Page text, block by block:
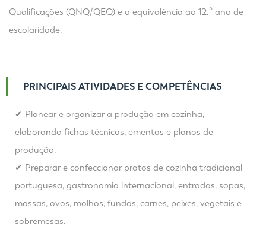
Qualificações (QNQ/QEQ) e a equivalência ao 12.º ano de
escolaridade.
PRINCIPAIS ATIVIDADES E COMPETÊNCIAS
✔ Planear e organizar a produção em cozinha,
elaborando fichas técnicas, ementas e planos de
produção.
✔ Preparar e confeccionar pratos de cozinha tradicional
portuguesa, gastronomia internacional, entradas, sopas,
massas, ovos, molhos, fundos, carnes, peixes, vegetais e
sobremesas.